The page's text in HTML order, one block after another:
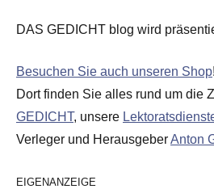
DAS GEDICHT blog wird
Besuchen Sie auch unseren Shop!
Dort finden Sie alles rund um die
GEDICHT, unsere
Verleger und HerausgeberAnton
EIGENANZEIGE